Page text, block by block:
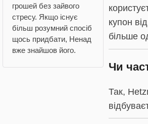
грошей без зайвого
стресу. Якщо існує
більш розумний спосіб
щось придбати, Ненад
вже знайшов його.
купон
більше
Чи
Так,